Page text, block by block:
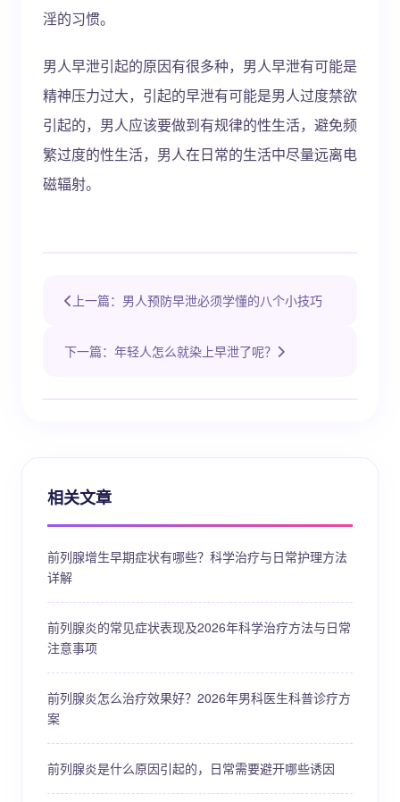
淫的习惯。
男人早泄引起的原因有很多种，男人早泄有可能是
精神压力过大，引起的早泄有可能是男人过度禁欲
引起的，男人应该要做到有规律的性生活，避免频
繁过度的性生活，男人在日常的生活中尽量远离电
磁辐射。
上一篇：男人预防早泄必须学懂的八个小技巧
下一篇：年轻人怎么就染上早泄了呢？
相关文章
前列腺增生早期症状有哪些？科学治疗与日常护理方法
详解
前列腺炎的常见症状表现及2026年科学治疗方法与日常
注意事项
前列腺炎怎么治疗效果好？2026年男科医生科普诊疗方
案
前列腺炎是什么原因引起的，日常需要避开哪些诱因